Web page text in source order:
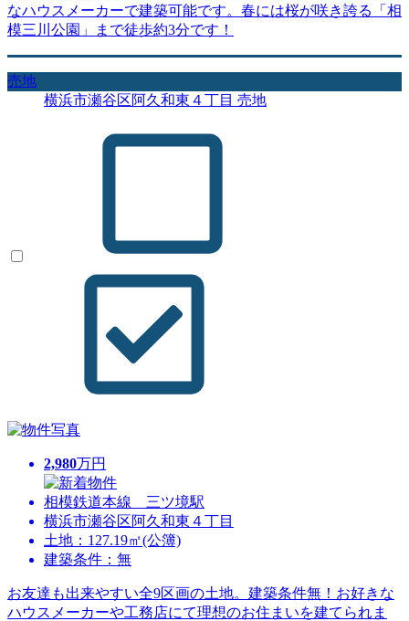
なハウスメーカーで建築可能です。春には桜が咲き誇る「相
模三川公園」まで徒歩約3分です！
売地
横浜市瀬谷区阿久和東４丁目 売地
2,980万円
相模鉄道本線 三ツ境駅
横浜市瀬谷区阿久和東４丁目
土地：127.19㎡(公簿)
建築条件：無
お友達も出来やすい全9区画の土地。建築条件無！お好きな
ハウスメーカーや工務店にて理想のお住まいを建てられま